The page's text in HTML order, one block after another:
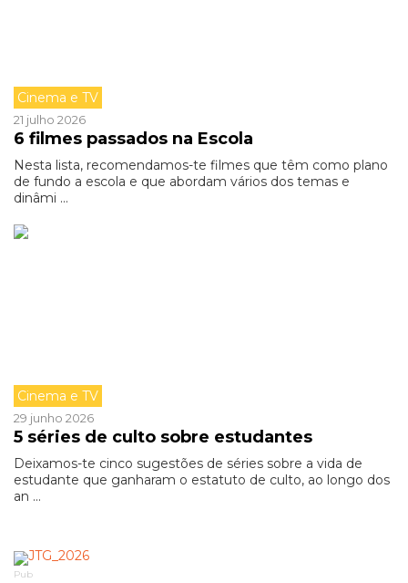
Cinema e TV
21 julho 2026
6 filmes passados na Escola
Nesta lista, recomendamos-te filmes que têm como plano
de fundo a escola e que abordam vários dos temas e
dinâmi ...
Cinema e TV
29 junho 2026
5 séries de culto sobre estudantes
Deixamos-te cinco sugestões de séries sobre a vida de
estudante que ganharam o estatuto de culto, ao longo dos
an ...
Pub